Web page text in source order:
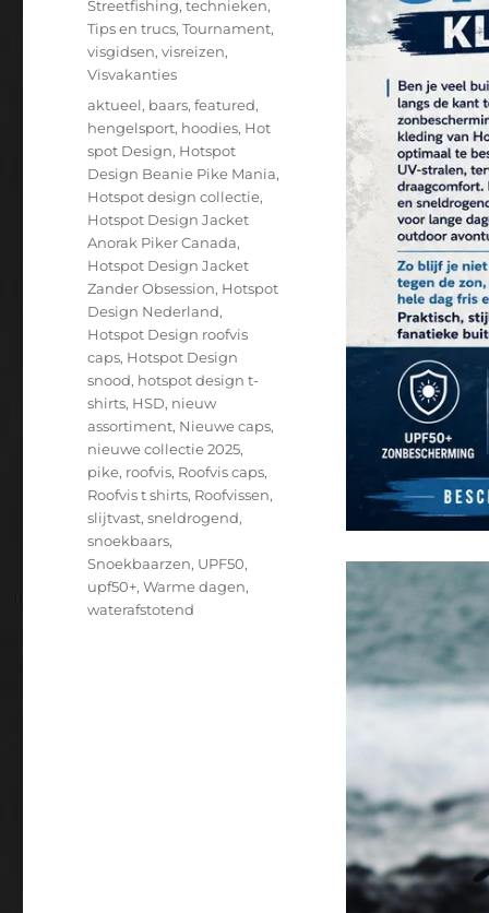
Streetfishing,technieken,
Tips en trucs,Tournament,
visgidsen,visreizen,
Visvakanties
Tags
aktueel, baars,featured,
hengelsport, hoodies, Hot
spot Design, Hotspot
Design Beanie Pike Mania,
Hotspot design collectie,
Hotspot Design Jacket
Anorak Piker Canada,
Hotspot Design Jacket
Zander Obsession, Hotspot
Design Nederland,
Hotspot Design roofvis
caps, Hotspot Design
snood, hotspot design t-
shirts, HSD, nieuw
assortiment, Nieuwe caps,
nieuwe collectie 2025,
pike, roofvis, Roofvis caps,
Roofvis t shirts, Roofvissen,
slijtvast,sneldrogend,
snoekbaars,
Snoekbaarzen, UPF50,
upf50+,Warme dagen,
waterafstotend